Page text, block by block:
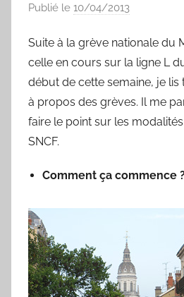
Publié le 10/04/2013
r
S
y
l
v
n
o
r
d
Suite à la grève nationale du
celle en cours sur la ligne L
début de cette semaine, je
à propos des grèves. Il me
faire le point sur les modalités
SNCF.
Comment ça commence